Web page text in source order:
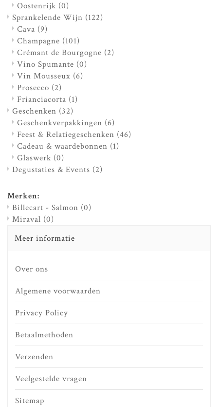
Oostenrijk (0)
Sprankelende Wijn (122)
Cava (9)
Champagne (101)
Crémant de Bourgogne (2)
Vino Spumante (0)
Vin Mousseux (6)
Prosecco (2)
Frianciacorta (1)
Geschenken (32)
Geschenkverpakkingen (6)
Feest & Relatiegeschenken (46)
Cadeau & waardebonnen (1)
Glaswerk (0)
Degustaties & Events (2)
Merken:
Billecart - Salmon (0)
Miraval (0)
Meer informatie
Over ons
Algemene voorwaarden
Privacy Policy
Betaalmethoden
Verzenden
Veelgestelde vragen
Sitemap